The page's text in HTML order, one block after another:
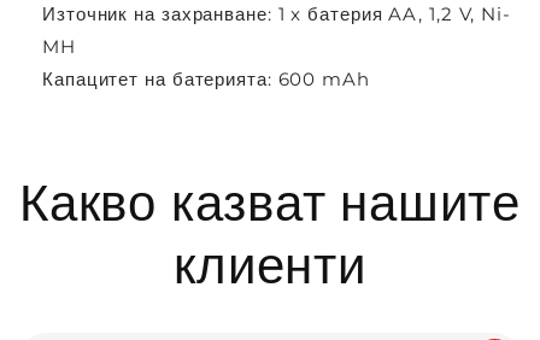
Източник на захранване: 1 x батерия AA, 1,2 V, Ni-
MH
Капацитет на батерията: 600 mAh
Какво казват нашите
клиенти